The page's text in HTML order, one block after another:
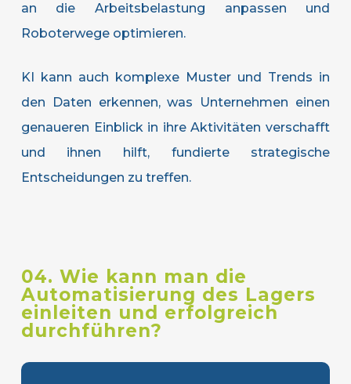
an die Arbeitsbelastung anpassen und
Roboterwege optimieren.
KI kann auch komplexe Muster und Trends in
den Daten erkennen, was Unternehmen einen
genaueren Einblick in ihre Aktivitäten verschafft
und ihnen hilft, fundierte strategische
Entscheidungen zu treffen.
04. Wie kann man die
Automatisierung des Lagers
einleiten und erfolgreich
durchführen?